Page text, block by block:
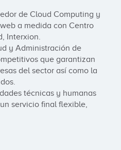
de Cloud Computing y
a medida con Centro
Interxion.
y Administración de
que garantizan
del sector así como la
técnicas y humanas
servicio final flexible,